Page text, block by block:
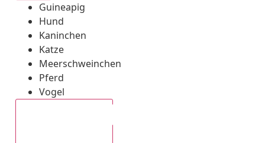
Guineapig
Hund
Kaninchen
Katze
Meerschweinchen
Pferd
Vogel